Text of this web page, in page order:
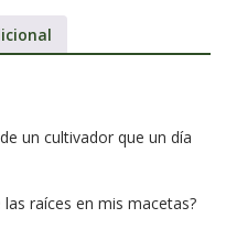
un cultivador que un día
raíces en mis macetas?